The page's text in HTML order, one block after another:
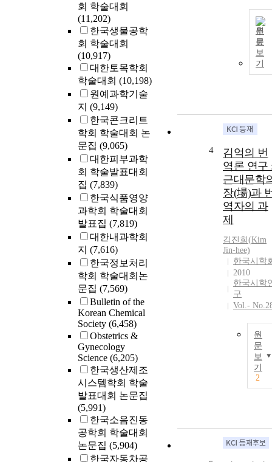
회 학술대회
(11,202)
한국생물공학
회 학술대회
(10,917)
대한토목학회
학술대회 (10,198)
원예과학기술
지 (9,149)
한국콘크리트
학회 학술대회 논
문집 (9,065)
대한피부과학
회 학술발표대회
집 (7,839)
한국식품영양
과학회 학술대회
발표집 (7,819)
대한내과학회
지 (7,616)
한국정보처리
학회 학술대회논
문집 (7,569)
Bulletin of the
Korean Chemical
Society (6,458)
Obstetrics &
Gynecology
Science (6,205)
한국생산제조
시스템학회 학술
발표대회 논문집
(5,991)
한국소음진동
공학회 학술대회
논문집 (5,904)
한국자동차공
원
문
보
기
4
김억의 번
역론 연구
근대문학
장(場)과
역자의 과
제
김진희(Kim
Jin-hee)
한국시학
2010
한국시학
구
Vol.-
원
문
보
기
2